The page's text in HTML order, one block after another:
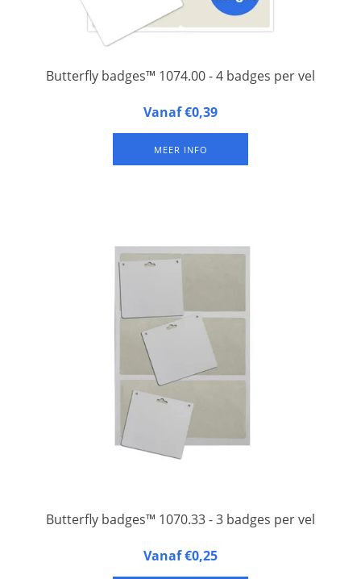
Butterfly badges™ 1074.00 - 4 badges per vel
Butterfly badges™ 1074.00 zijn 4 naambadges op een A4-vel
verpakkingen van 125 vel (= 500 badges).
Vanaf €0,39
MEER INFO
Butterfly badges™ 1070.33 - 3 badges per vel
Butterfly badges™ 1070.33 zijn naambadges van gelamineerd
Vanaf €0,25